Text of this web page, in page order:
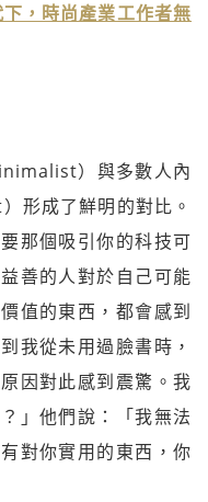
，時尚產業工作者無
）與多數人內
形成了鮮明的對比。
那個吸引你的科技可
善的人對於自己可能
值的東西，都會感到
我從未用過臉書時，
因對此感到震驚。我
」他們說：「我無法
對你實用的東西，你